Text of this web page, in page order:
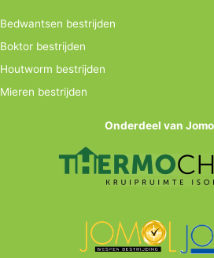
Bedwantsen bestrijden
Boktor bestrijden
Houtworm bestrijden
Mieren bestrijden
Onderdeel van